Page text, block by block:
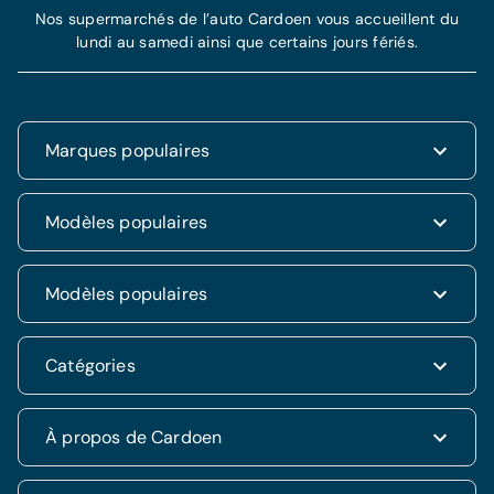
Marques populaires
Renault
Dacia
Volkswagen
Hyundai
Kia
Mercedes
Opel
Seat
Modèles populaires
Renault Clio
Fiat 500
Hyundai Tucson
Kia Rio
Nissan Qashqai
Mercedes CLA
Renault Captur
Modèles populaires
Hyundai i20
Jeep Renegade
Volkswagen Golf VII
Alfa Romeo Giulietta
Catégories
SUV & 4x4
Break
Nos supermarchés de l’auto Cardoen vous accueillent du
lundi au samedi ainsi que certains jours fériés.
À propos de Cardoen